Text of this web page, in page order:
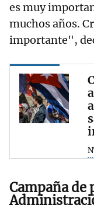
es muy
muchos años.
importante",
Campaña de